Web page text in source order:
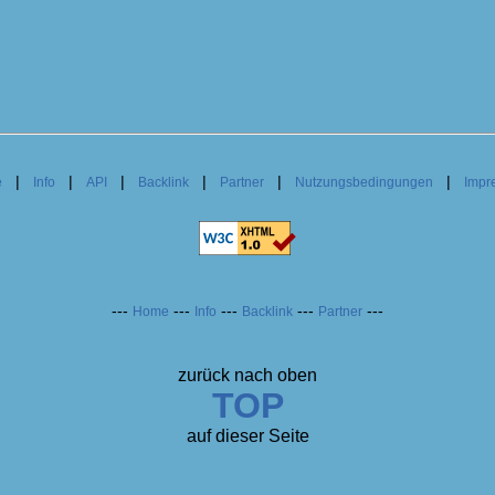
| Info | API | Backlink| Partner| Nutzungsbedingungen |
--- Home --- Info --- Backlink --- Partner ---
zurück nach oben
TOP
auf dieser Seite